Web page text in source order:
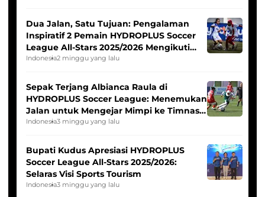
Dua Jalan, Satu Tujuan: Pengalaman
Inspiratif 2 Pemain HYDROPLUS Soccer
League All-Stars 2025/2026 Mengikuti
Seleksi Timnas Indonesia Putri
Indonesia2 minggu yang lalu
Sepak Terjang Albianca Raula di
HYDROPLUS Soccer League: Menemukan
Jalan untuk Mengejar Mimpi ke Timnas
Indonesia Putri
Indonesia3 minggu yang lalu
Bupati Kudus Apresiasi HYDROPLUS
Soccer League All-Stars 2025/2026:
Selaras Visi Sports Tourism
Indonesia3 minggu yang lalu